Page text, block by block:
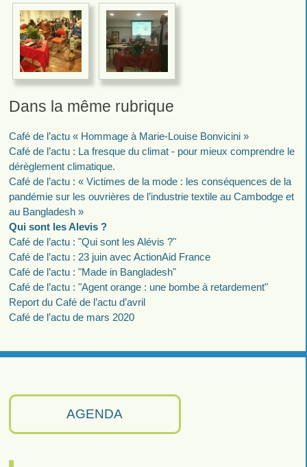
AGENDA
Dans la même rubrique
Café de l’actu « Hommage à Marie-Louise Bonvicini »
Café de l’actu : La fresque du climat - pour mieux comprendre le
dérèglement climatique.
Café de l’actu : « Victimes de la mode : les conséquences de la
pandémie sur les ouvrières de l’industrie textile au Cambodge et
au Bangladesh »
Qui sont les Alevis ?
Café de l’actu : "Qui sont les Alévis ?"
Café de l’actu : 23 juin avec ActionAid France
Café de l’actu : "Made in Bangladesh"
Café de l’actu : "Agent orange : une bombe à retardement"
Report du Café de l’actu d’avril
Café de l’actu de mars 2020